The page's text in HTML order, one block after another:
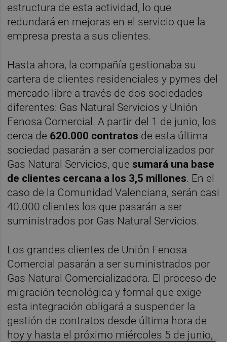
estructura de esta actividad, lo que
redundará en mejoras en el servicio que la
empresa presta a sus clientes.
Hasta ahora, la compañía gestionaba su
cartera de clientes residenciales y pymes del
mercado libre a través de dos sociedades
diferentes: Gas Natural Servicios y Unión
Fenosa Comercial. A partir del 1 de junio, los
cerca de 620.000 contratos de esta última
sociedad pasarán a ser comercializados por
Gas Natural Servicios, quesumará una base
de clientes cercana a los 3,5 millones. En el
caso de la Comunidad Valenciana, serán casi
40.000 clientes los que pasarán a ser
suministrados por Gas Natural Servicios.
Los grandes clientes de Unión Fenosa
Comercial pasarán a ser suministrados por
Gas Natural Comercializadora. El proceso de
migración tecnológica y formal que exige
esta integración obligará a suspender la
gestión de contratos desde última hora de
hoy y hasta el próximo miércoles 5 de junio,